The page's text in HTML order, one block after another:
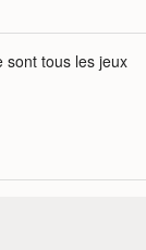
sont tous les jeux